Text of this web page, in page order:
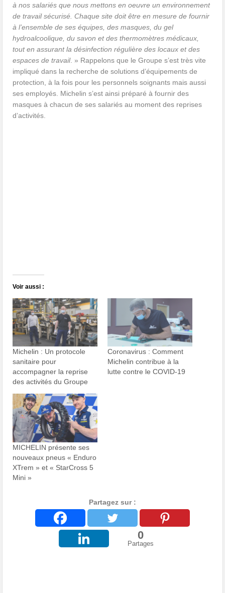
à nos salariés que nous mettons en oeuvre un environnement
de travail sécurisé.Chaque site doit être en mesure de fournir
à l’ensemble de ses équipes, des masques, du gel
hydroalcoolique, du savon et des thermomètres médicaux,
tout en assurant la désinfection régulière des locaux et des
espaces de travail. » Rappelons que le Groupe s’est très vite
impliqué dans la recherche de solutions d’équipements de
protection, à la fois pour les personnels soignants mais aussi
ses employés. Michelin s’est ainsi préparé à fournir des
masques à chacun de ses salariés au moment des reprises
d’activités.
Voir aussi :
Michelin : Un protocole
sanitaire pour
accompagner la reprise
des activités du Groupe
Coronavirus : Comment
Michelin contribue à la
lutte contre le COVID-19
MICHELIN présente ses
nouveaux pneus « Enduro
XTrem » et « StarCross 5
Mini »
Partagez sur :
0
Partages